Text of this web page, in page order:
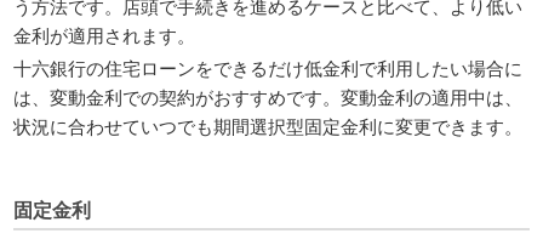
う方法です。店頭で手続きを進めるケースと比べて、より低い
金利が適用されます。
十六銀行の住宅ローンをできるだけ低金利で利用したい場合に
は、変動金利での契約がおすすめです。変動金利の適用中は、
状況に合わせていつでも期間選択型固定金利に変更できます。
固定金利